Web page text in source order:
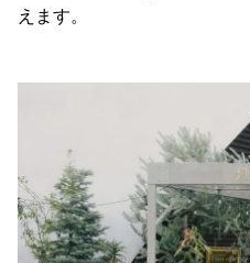
えます。